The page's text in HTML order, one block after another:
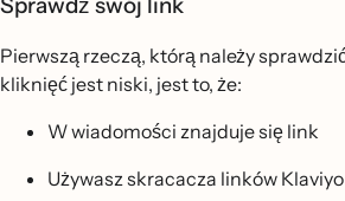
Pierwszą rzeczą, którą należy
kliknięć jest niski, jest to, że:
W wiadomości znajduje się link
Używasz skracacza linków Klaviyo